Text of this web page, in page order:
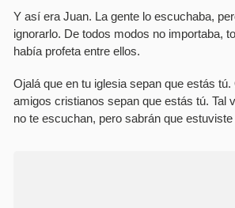
Y así­ era Juan. La gente lo escuchaba,
ignorarlo. De todos modos no importaba,
habí­a profeta entre ellos.
Ojalá que en tu iglesia sepan que estás tú.
amigos cristianos sepan que estás tú. Tal
no te escuchan, pero sabrán que estuviste